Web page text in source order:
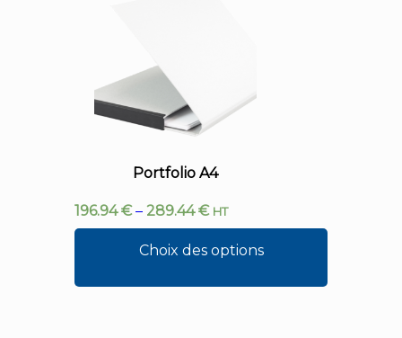
Portfolio A4
196.94€– 289.44€ HT
Choix des options